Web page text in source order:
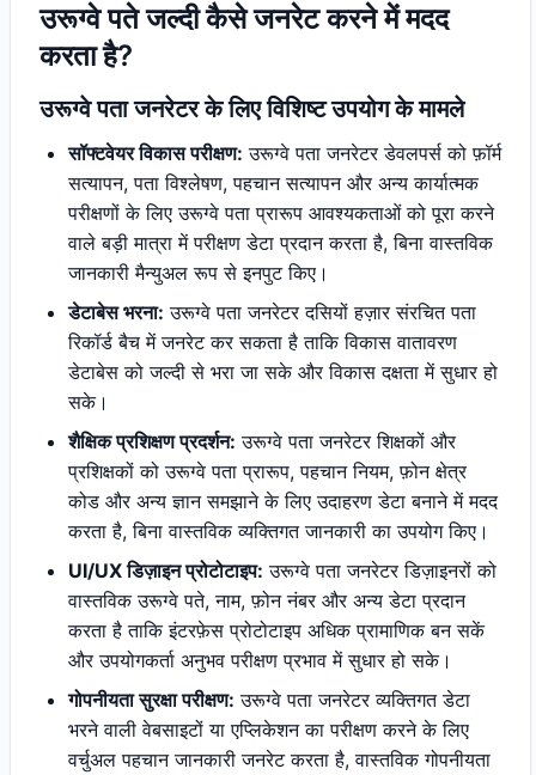
उरूग्वे पते जल्दी कैसे जनरेट करने में मदद
करता है?
उरूग्वे पता जनरेटर के लिए विशिष्ट उपयोग के मामले
सॉफ्टवेयर विकास परीक्षण: उरूग्वे पता जनरेटर डेवलपर्स को फ़ॉर्म
सत्यापन, पता विश्लेषण, पहचान सत्यापन और अन्य कार्यात्मक
परीक्षणों के लिए उरूग्वे पता प्रारूप आवश्यकताओं को पूरा करने
वाले बड़ी मात्रा में परीक्षण डेटा प्रदान करता है, बिना वास्तविक
जानकारी मैन्युअल रूप से इनपुट किए।
डेटाबेस भरना: उरूग्वे पता जनरेटर दसियों हज़ार संरचित पता
रिकॉर्ड बैच में जनरेट कर सकता है ताकि विकास वातावरण
डेटाबेस को जल्दी से भरा जा सके और विकास दक्षता में सुधार हो
सके।
शैक्षिक प्रशिक्षण प्रदर्शन: उरूग्वे पता जनरेटर शिक्षकों और
प्रशिक्षकों को उरूग्वे पता प्रारूप, पहचान नियम, फ़ोन क्षेत्र
कोड और अन्य ज्ञान समझाने के लिए उदाहरण डेटा बनाने में मदद
करता है, बिना वास्तविक व्यक्तिगत जानकारी का उपयोग किए।
UI/UX डिज़ाइन प्रोटोटाइप: उरूग्वे पता जनरेटर डिज़ाइनरों को
वास्तविक उरूग्वे पते, नाम, फ़ोन नंबर और अन्य डेटा प्रदान
करता है ताकि इंटरफ़ेस प्रोटोटाइप अधिक प्रामाणिक बन सकें
और उपयोगकर्ता अनुभव परीक्षण प्रभाव में सुधार हो सके।
गोपनीयता सुरक्षा परीक्षण: उरूग्वे पता जनरेटर व्यक्तिगत डेटा
भरने वाली वेबसाइटों या एप्लिकेशन का परीक्षण करने के लिए
वर्चुअल पहचान जानकारी जनरेट करता है, वास्तविक गोपनीयता